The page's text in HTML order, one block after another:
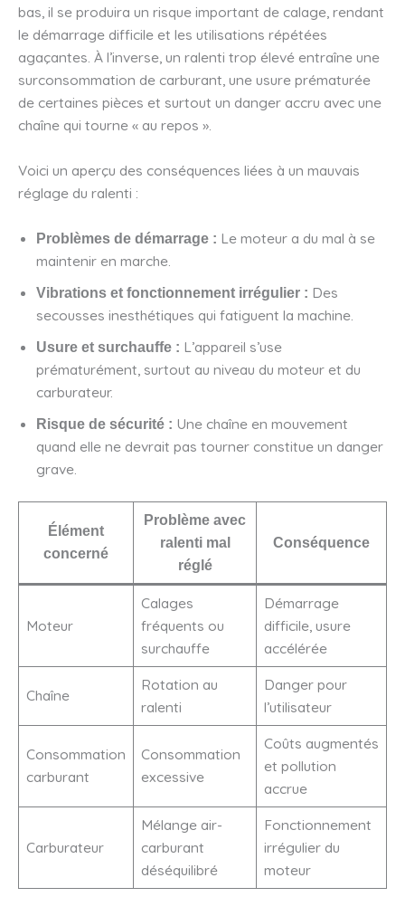
bas, il se produira un risque important de calage, rendant
le démarrage difficile et les utilisations répétées
agaçantes. À l’inverse, un ralenti trop élevé entraîne une
surconsommation de carburant, une usure prématurée
de certaines pièces et surtout un danger accru avec une
chaîne qui tourne « au repos ».
Voici un aperçu des conséquences liées à un mauvais
réglage du ralenti :
Problèmes de démarrage : Le moteur a du mal à se
maintenir en marche.
Vibrations et fonctionnement irrégulier : Des
secousses inesthétiques qui fatiguent la machine.
Usure et surchauffe : L’appareil s’use
prématurément, surtout au niveau du moteur et du
carburateur.
Risque de sécurité : Une chaîne en mouvement
quand elle ne devrait pas tourner constitue un danger
grave.
Élément
concerné
Problème avec
ralenti mal
réglé
Conséquence
Moteur
Calages
fréquents ou
surchauffe
Démarrage
difficile, usure
accélérée
Chaîne
Rotation au
ralenti
Danger pour
l’utilisateur
Consommation
carburant
Consommation
excessive
Coûts augmentés
et pollution
accrue
Carburateur
Mélange air-
carburant
déséquilibré
Fonctionnement
irrégulier du
moteur